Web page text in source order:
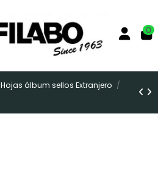
0
Hojas álbum sellos Extranjero